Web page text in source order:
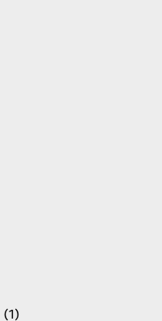
(1)